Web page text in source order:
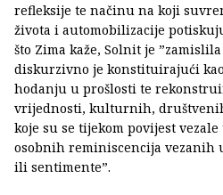
refleksije te načinu na koji
života i automobilizacije
što Zima kaže, Solnit je
diskurzivno je konstituirajući
hodanju u prošlosti te
vrijednosti, kulturnih,
koje su se tijekom povijest
osobnih reminiscencija vezanih
ili sentimente”.